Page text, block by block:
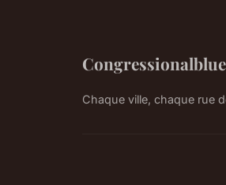
Chaque ville, chaque rue